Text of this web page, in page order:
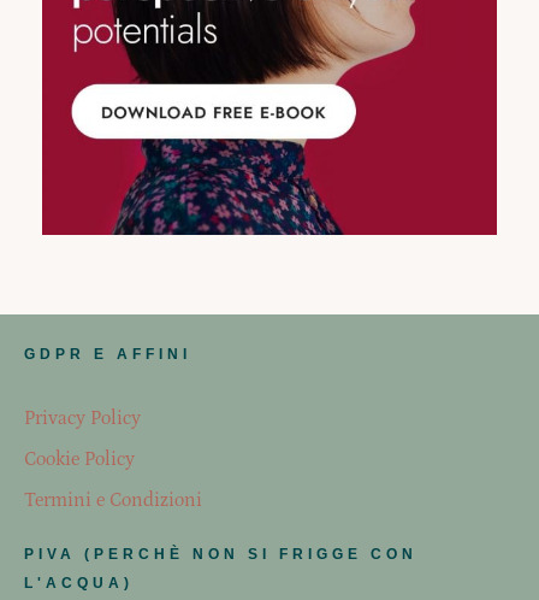
GDPR E AFFINI
Privacy Policy
Cookie Policy
Termini e Condizioni
PIVA (PERCHÈ NON SI FRIGGE CON
L'ACQUA)